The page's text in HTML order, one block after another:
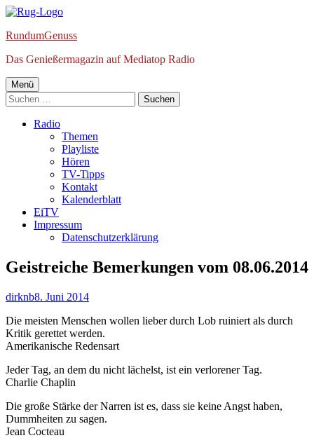
Springe
Inhalt
RundumGenuss
Das Genießermagazin auf Mediatop Radio
Primäres
Menü
Menü
Suchen
nach:
Radio
Themen
Playliste
Hören
TV-Tipps
Kontakt
Kalenderblatt
EiTV
Impressum
Datenschutzerklärung
Geistreiche Bemerkungen vom 08.06.2014
Autor
dirknbVeröffentlicht
8. Juni 2014
Die meisten Menschen wollen lieber durch Lob ruiniert als durch
Kritik gerettet werden.
Amerikanische Redensart
Jeder Tag, an dem du nicht lächelst, ist ein verlorener Tag.
Charlie Chaplin
Die große Stärke der Narren ist es, dass sie keine Angst haben,
Dummheiten zu sagen.
Jean Cocteau